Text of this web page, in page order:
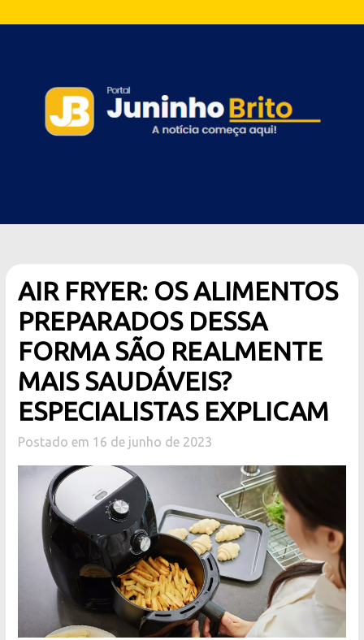
AIR FRYER: OS ALIMENTOS
PREPARADOS DESSA
FORMA SÃO REALMENTE
MAIS SAUDÁVEIS?
ESPECIALISTAS EXPLICAM
Postado em 16 de junho de 2023